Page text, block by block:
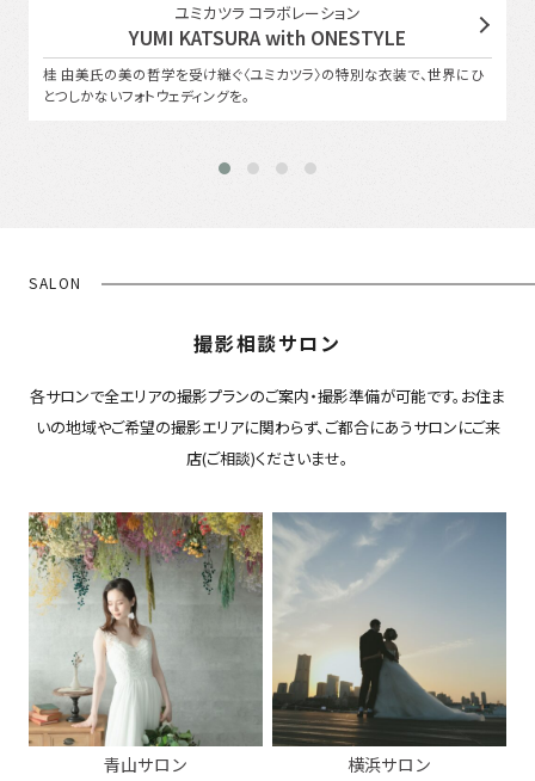
ユミカツラ コラボレーション
YUMI KATSURA with ONESTYLE
桂 由美氏の美の哲学を受け継ぐ〈ユミカツラ〉の特別な衣装で、世界にひ
とつしかないフォトウェディングを。
SALON
撮影相談サロン
各サロンで全エリアの撮影プランのご案内・撮影準備が可能です。お住ま
いの地域やご希望の撮影エリアに関わらず、ご都合にあうサロンにご来
店(ご相談)くださいませ。
青山サロン 横浜サロン